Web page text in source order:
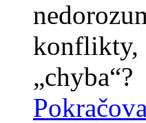
konflikty,
„chyba“?